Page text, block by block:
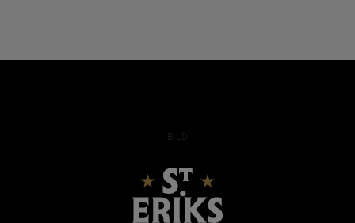
BILD